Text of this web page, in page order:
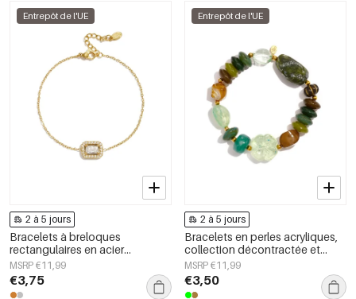
Entrepôt de l'UE
2 à 5 jours
Bracelets à breloques
rectangulaires en acier
inoxydable, collection Simple
Daily Simple, bijoux pour
femmes
MSRP €11,99
€3,75
Entrepôt de l'UE
2 à 5 jours
Bracelets en perles acryliques,
collection décontractée et
simple pour femmes
MSRP €11,99
€3,50